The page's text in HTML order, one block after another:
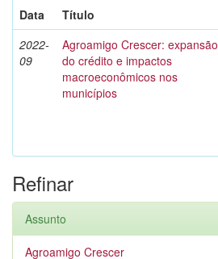
Data
Título
2022-
09
Agroamigo Crescer: expansão
do crédito e impactos
macroeconômicos nos
municípios
Refinar
Assunto
Agroamigo Crescer